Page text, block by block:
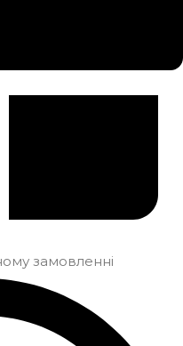
замовленні